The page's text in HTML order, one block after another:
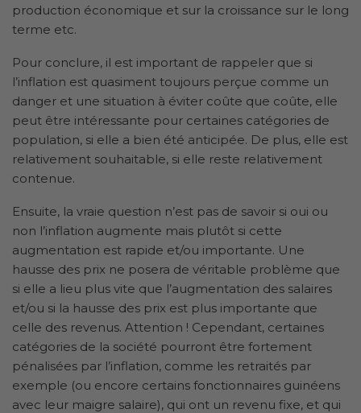
production économique et sur la croissance sur le long
terme etc.
Pour conclure, il est important de rappeler que si
l’inflation est quasiment toujours perçue comme un
danger et une situation à éviter coûte que coûte, elle
peut être intéressante pour certaines catégories de
population, si elle a bien été anticipée. De plus, elle est
relativement souhaitable, si elle reste relativement
contenue.
Ensuite, la vraie question n’est pas de savoir si oui ou
non l’inflation augmente mais plutôt si cette
augmentation est rapide et/ou importante. Une
hausse des prix ne posera de véritable problème que
si elle a lieu plus vite que l’augmentation des salaires
et/ou si la hausse des prix est plus importante que
celle des revenus. Attention ! Cependant, certaines
catégories de la société pourront être fortement
pénalisées par l’inflation, comme les retraités par
exemple (ou encore certains fonctionnaires guinéens
avec leur maigre salaire), qui ont un revenu fixe, et qui